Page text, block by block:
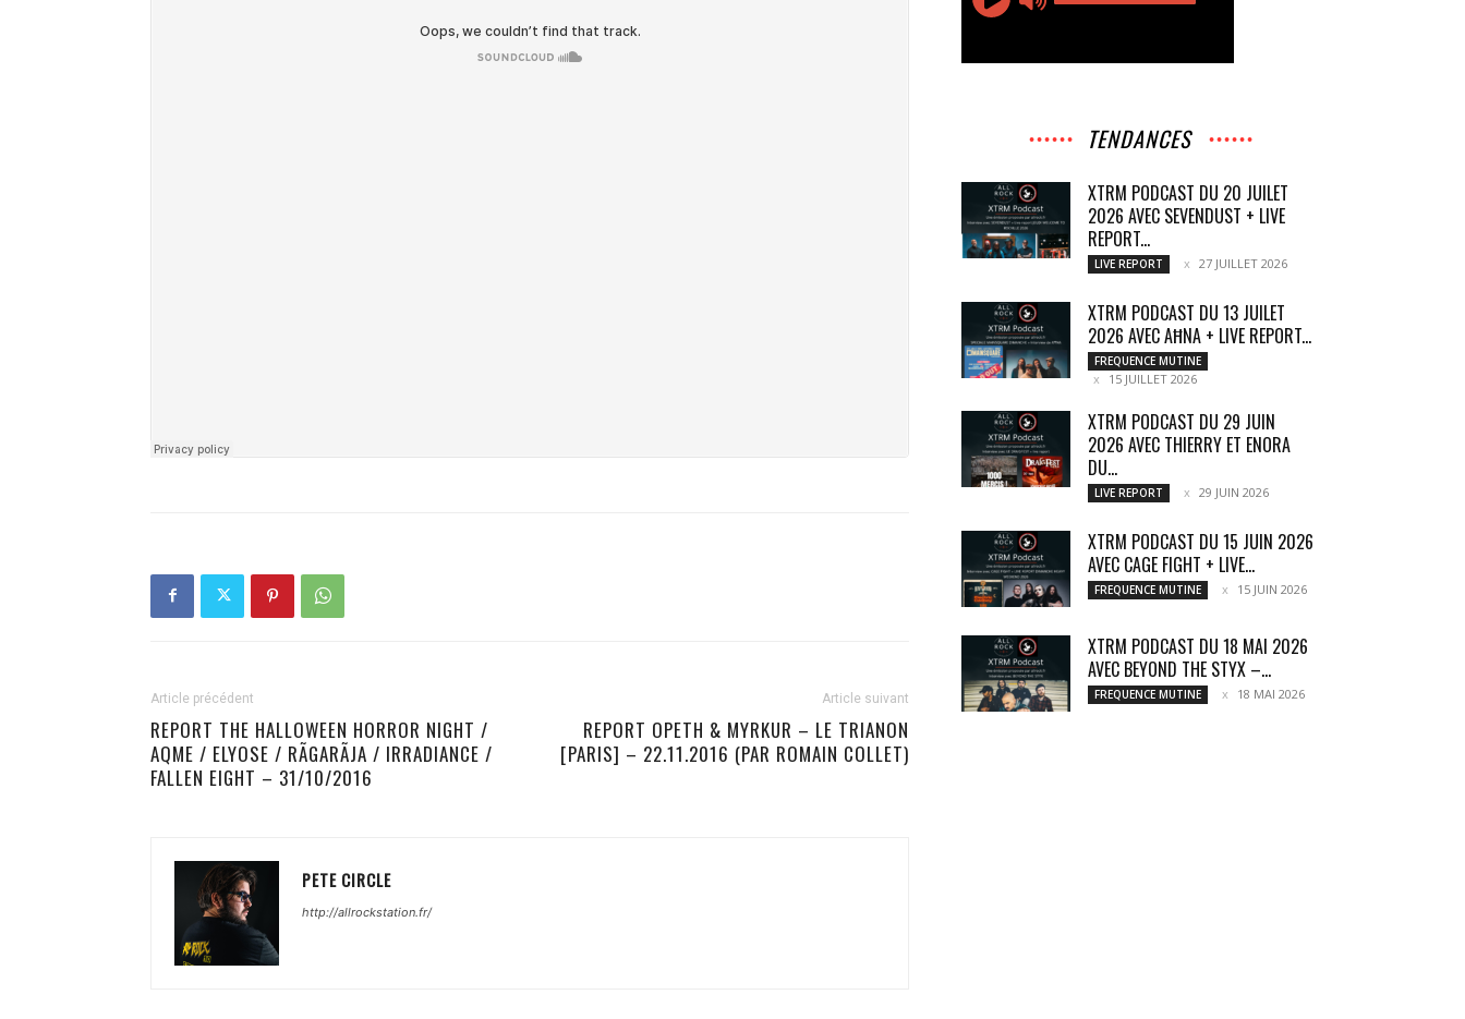
Article précédent
REPORT THE HALLOWEEN HORROR NIGHT /
AQME / ELYOSE / RÃGARÃJA / IRRADIANCE /
FALLEN EIGHT – 31/10/2016
Article suivant
REPORT OPETH & MYRKUR – LE TRIANON
[PARIS] – 22.11.2016 (PAR ROMAIN COLLET)
PETE CIRCLE
http://allrockstation.fr/
TENDANCES
XTRM PODCAST DU 20 JUILET
2026 AVEC SEVENDUST + LIVE
REPORT...
LIVE REPORT 27 JUILLET 2026
XTRM PODCAST DU 13 JUILET
2026 AVEC AĦNA + LIVE REPORT...
FREQUENCE MUTINE
15 JUILLET 2026
XTRM PODCAST DU 29 JUIN
2026 AVEC THIERRY ET ENORA
DU...
LIVE REPORT 29 JUIN 2026
XTRM PODCAST DU 15 JUIN 2026
AVEC CAGE FIGHT + LIVE...
FREQUENCE MUTINE 15 JUIN 2026
XTRM PODCAST DU 18 MAI 2026
AVEC BEYOND THE STYX –...
FREQUENCE MUTINE 18 MAI 2026